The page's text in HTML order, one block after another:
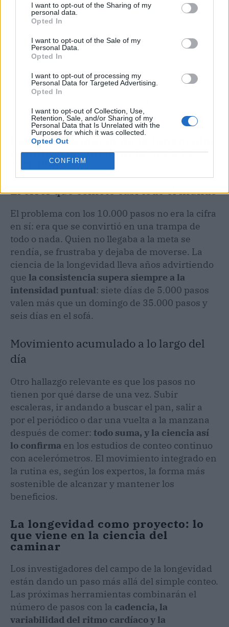
I want to opt-out of the Sharing of my
personal data.
Opted In
I want to opt-out of the Sale of my
Personal Data.
Opted In
I want to opt-out of processing my
Personal Data for Targeted Advertising.
Opted In
I want to opt-out of Collection, Use,
Retention, Sale, and/or Sharing of my
Personal Data that Is Unrelated with the
Purposes for which it was collected.
Opted Out
CONFIRM
Menores de 60 años
Entre 60 y 75 años: el punto de mayor beneficio se sitúa en
6.000-8.000 pasos.
Mayores de 75 años : con 4.000-5.000 pasos ya se observan
reducciones significativas de mortalidad.
riesgo cardíaco baja un 10%.
Por qué la ciencia de la longevidad
apunta a la constancia, no a la
cantidad
El error que comete casi todo el mundo
El problema con los 10.000 pasos no era la cifra
en sí: era que se convirtió en una trampa de
todo o nada. Quien no llegaba a la meta se
rendía, se frustraba y dejaba de moverse. La
ciencia de la longevidad lleva años advirtiendo
que la consistencia supera siempre a la
intensidad puntual: siete días de 5.000 pasos
valen más que un domingo de 35.000 pasos y
seis días en el sofá.
Movimiento acumulado a lo largo del
día
Otro hallazgo relevante es que los pasos no
tienen por qué darse de una vez. Subir
escaleras, ir andando a buscar el pan, salir a
por el periódico o dar una vuelta a la manzana
después de comer: todo suma, y la ciencia así
lo confirma en los estudios de conteo continuo
con acelerómetros. El movimiento integrado en
la rutina es, según los expertos, la forma más
sostenible de alcanzar y mantener los
beneficios.
La longevidad como proyecto: lo
que viene en la ciencia del
caminar
Los investigadores del campo de la longevidad
están dando un paso más allá del simple conteo.
Las próximas herramientas combinarán el
número de pasos con la cadencia, la
variabilidad del ritmo cardíaco y la